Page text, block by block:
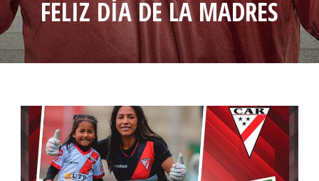
FELIZ DÍA DE LA MADRES